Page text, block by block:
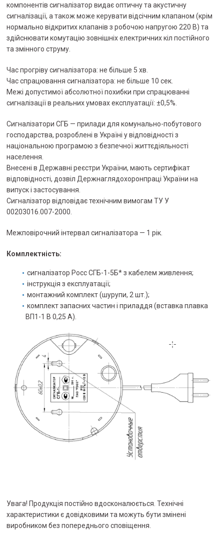
компонентів сигналізатор видає оптичну та акустичну
сигналізації, а також може керувати відсічним клапаном (крім
нормально відкритих клапанів з робочою напругою 220 В) та
здійснювати комутацію зовнішніх електричних кіл постійного
та змінного струму.
Час прогріву сигналізатора: не більше 5 хв.
Час спрацювання сигналізатора: не більше 10 сек.
Межі допустимої абсолютної похибки при спрацюванні
сигналізації в реальних умовах експлуатації: ±0,5%.
Сигналізатори СГБ — прилади для комунально-побутового
господарства, розроблені в Україні у відповідності з
національною програмою з безпечної життєдіяльності
населення.
Внесені в Державні реєстри України, мають сертифікат
відповідності, дозвіл Держнаглядохоронпраці України на
випуск і застосування.
Сигналізатор відповідає технічним вимогам ТУ У
00203016.007-2000.
Межповірочний інтервал сигналізатора — 1 рік.
Комплектність:
сигналізатор Росс СГБ-1-5Б* з кабелем живлення;
інструкція з експлуатації;
монтажний комплект (шурупи, 2 шт.);
комплект запасних частин і приладдя (вставка плавка
ВП1-1 В 0,25 А).
Увага! Продукція постійно вдосконалюється. Технічні
характеристики є довідковими та можуть бути змінені
виробником без попереднього сповіщення.